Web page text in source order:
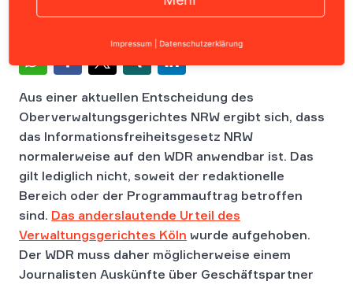
Aus einer aktuellen Entscheidung des
Oberverwaltungsgerichtes NRW ergibt sich, dass
das Informationsfreiheitsgesetz NRW
normalerweise auf den WDR anwendbar ist. Das
gilt lediglich nicht, soweit der redaktionelle
Bereich oder der Programmauftrag betroffen
sind. Das anderslautende Urteil des
Verwaltungsgerichtes Köln wurde aufgehoben.
Der WDR muss daher möglicherweise einem
Journalisten Auskünfte über Geschäftspartner
Impressum Datenschutzerklärung